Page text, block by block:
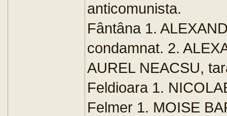
anticomunista.
Fântâna 1.
condamnat. 2.
AUREL NEACSU,
Feldioara 1.
Felmer 1. MOISE